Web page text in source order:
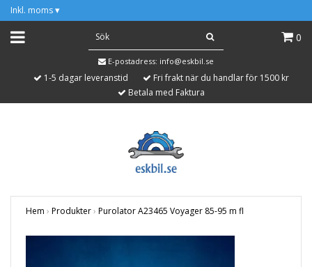
Inkl. moms ▾
0
E-postadress: info@eskbil.se
1-5 dagar leveranstid
Fri frakt när du handlar för 1500 kr
Betala med Faktura
Hem › Produkter› Purolator A23465 Voyager 85-95 m fl